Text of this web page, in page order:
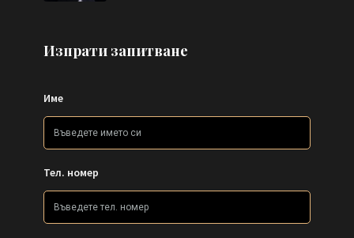
Изпрати запитване
Име
Тел. номер